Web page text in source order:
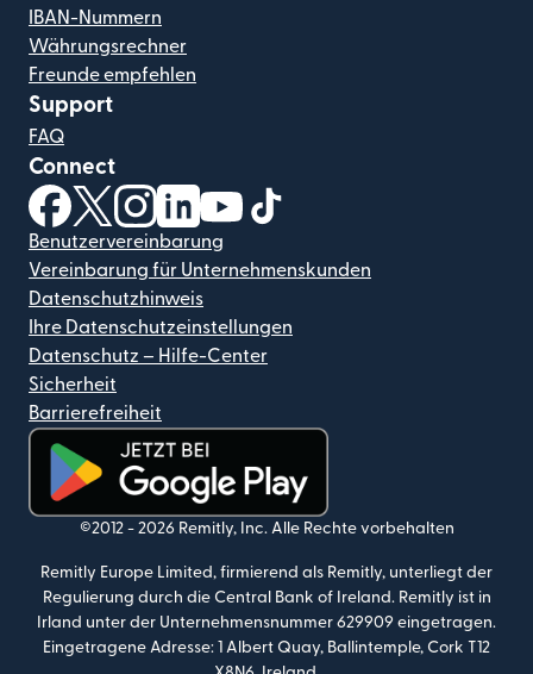
IBAN-Nummern
Währungsrechner
Freunde empfehlen
Support
FAQ
Connect
(wird in einem neuen Fenster geöffnet)
(wird in einem neuen Fenster geöffnet)
(wird in einem neuen Fenster geöffnet)
(wird in einem neuen Fenster geöffnet)
(wird in einem neuen Fenster
Benutzervereinbarung
Vereinbarung für Unternehmenskunden
Datenschutzhinweis
Ihre Datenschutzeinstellungen
Datenschutz – Hilfe-Center
Sicherheit
Barrierefreiheit
(wird in einem neuen Fenster geöffnet)
©2012 - 2026 Remitly, Inc. Alle Rechte vorbehalten
Remitly Europe Limited, firmierend als Remitly, unterliegt der
Regulierung durch die Central Bank of Ireland. Remitly ist in
Irland unter der Unternehmensnummer 629909 eingetragen.
Eingetragene Adresse: 1 Albert Quay, Ballintemple, Cork T12